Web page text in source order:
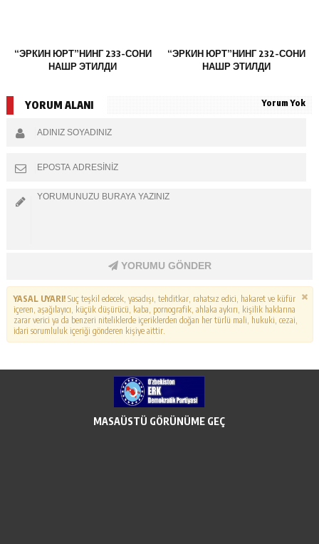
“ЭРКИН ЮРТ”НИНГ 233-СОНИ
НАШР ЭТИЛДИ
“ЭРКИН ЮРТ”НИНГ 232-СОНИ
НАШР ЭТИЛДИ
YORUM ALANI Yorum Yok
YORUMU GÖNDER
YASAL UYARI!Suç teşkil edecek, yasadışı, tehditkar, rahatsız edici, hakaret ve küfür
içeren, aşağılayıcı, küçük düşürücü, kaba, pornografik, ahlaka aykırı, kişilik haklarına
zarar verici ya da benzeri niteliklerde içeriklerden doğan her türlü mali, hukuki, cezai,
idari sorumluluk içeriği gönderen kişiye aittir.
MASAÜSTÜ GÖRÜNÜME GEÇ